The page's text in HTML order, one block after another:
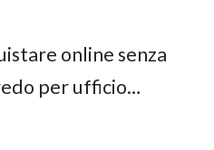
online senza
per ufficio…